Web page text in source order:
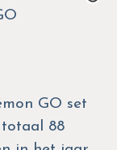
GO set
88